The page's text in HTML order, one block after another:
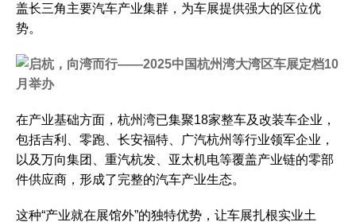
盖长三角主要汽车产业集群，为车展提供强大的区位优
势。
在产业基础方面，杭州湾已集聚18家整车及改装车企业，
包括吉利、零跑、长安福特、广汽杭州等行业领军企业，
以及万向集团、重汽杭发、亚太机电等覆盖产业链的零部
件供应商，形成了完整的汽车产业生态。
这种“产业就在展馆外”的独特优势，让车展扎根实业土